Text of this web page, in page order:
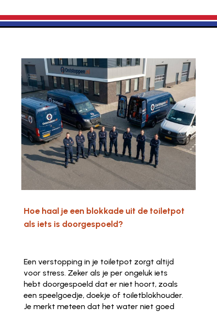
Hoe haal je een blokkade uit de toiletpot
als iets is doorgespoeld?
Een verstopping in je toiletpot zorgt altijd
voor stress. Zeker als je per ongeluk iets
hebt doorgespoeld dat er niet hoort, zoals
een speelgoedje, doekje of toiletblokhouder.
Je merkt meteen dat het water niet goed